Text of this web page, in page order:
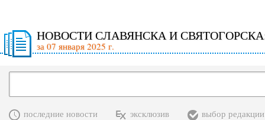
НОВОСТИ СЛАВЯНСКА И
за 07 января 2025 г.
последние новости эксклюзив выбор редакции